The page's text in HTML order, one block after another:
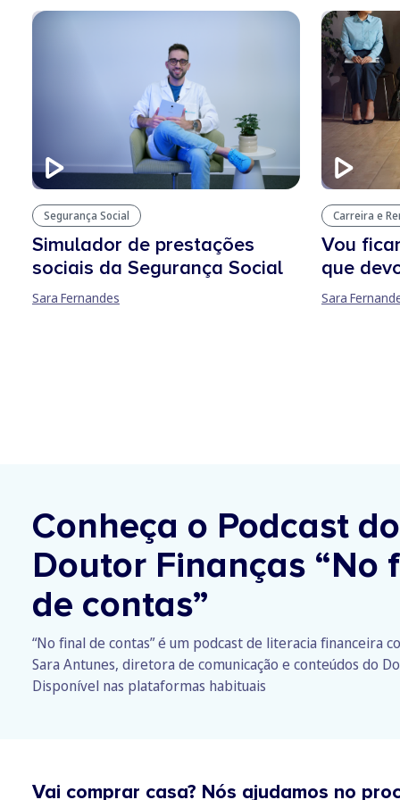
Segurança Social
Simulador de prestações
sociais da Segurança Social
Sara Fernandes
Carreira e
Vou
que
Sara
Conheça o Podcast do
Doutor Finanças “No
de contas”
“No final de contas” é um podcast de literacia financeira
Sara Antunes, diretora de comunicação e conteúdos do
Disponível nas plataformas habituais
Vai comprar casa? Nós ajudamos no